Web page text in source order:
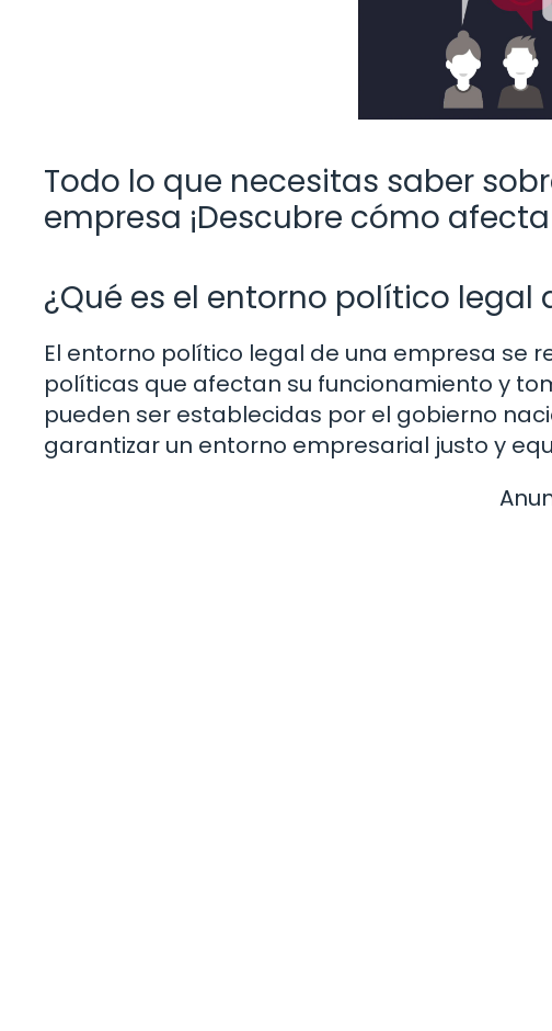
Todo lo que necesitas saber
empresa ¡Descubre cómo
¿Qué es el entorno político legal
El entorno político legal de una empresa se
políticas que afectan su funcionamiento y
pueden ser establecidas por el gobierno
garantizar un entorno empresarial justo y